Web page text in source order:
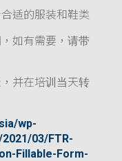
适的服装和鞋类
如有需要，请带
并在培训当天转
wp-
03/FTR-
Fillable-Form-